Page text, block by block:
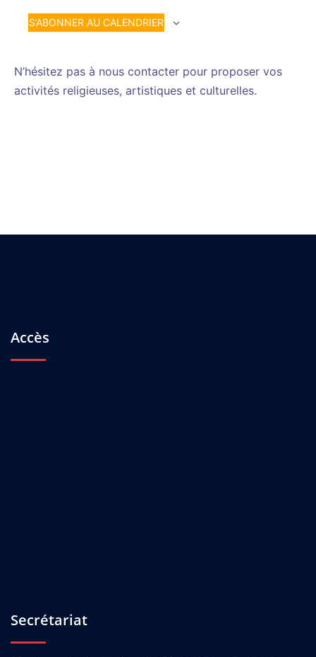
S’ABONNER AU CALENDRIER
N’hésitez pas à nous contacter pour proposer vos
activités religieuses, artistiques et culturelles.
Accès
Secrétariat